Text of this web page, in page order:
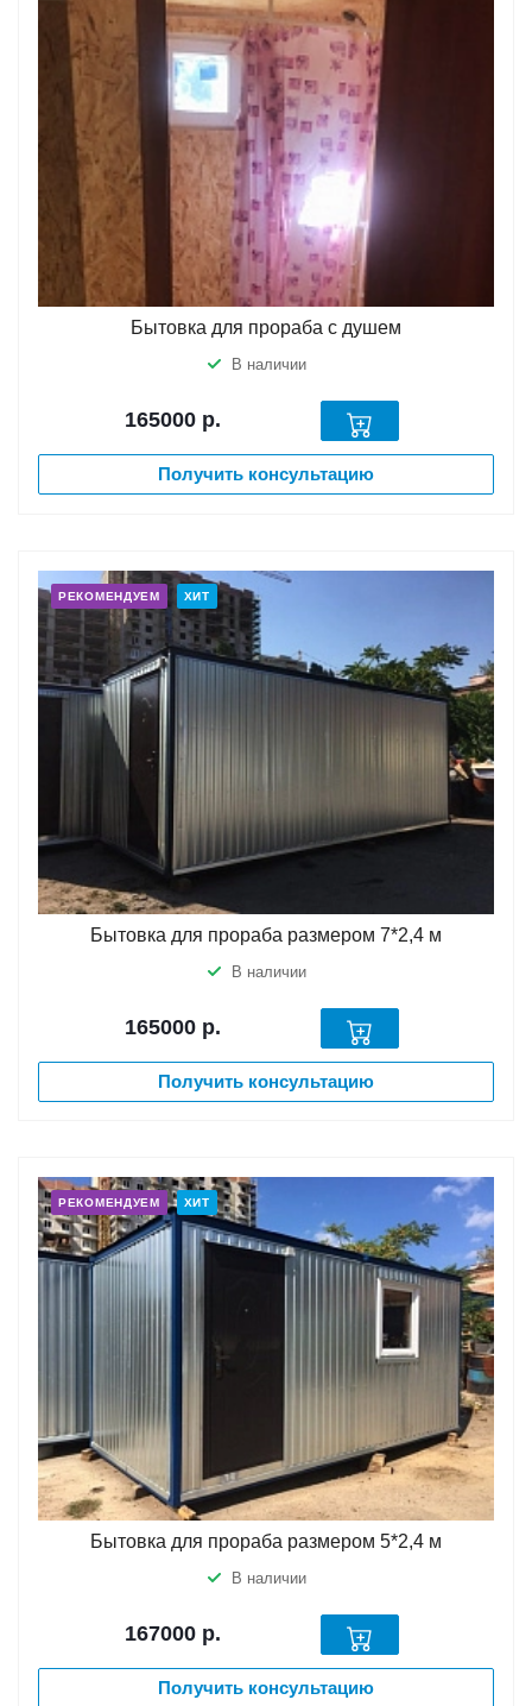
Бытовка для прораба с душем
В наличии
165000 р.
Получить консультацию
РЕКОМЕНДУЕМ ХИТ
Бытовка для прораба размером 7*2,4 м
В наличии
165000 р.
Получить консультацию
РЕКОМЕНДУЕМ ХИТ
Бытовка для прораба размером 5*2,4 м
В наличии
167000 р.
Получить консультацию